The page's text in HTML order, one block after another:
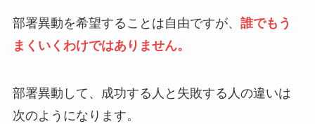
部署異動を希望することは自由ですが、 誰でもう
まくいくわけではありません。
部署異動して、成功する人と失敗する人の違いは
次のようになります。